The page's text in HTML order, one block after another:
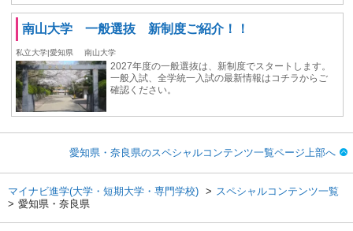
南山大学 一般選抜 新制度ご紹介！！
私立大学|愛知県 南山大学
2027年度の一般選抜は、新制度でスタートします。
一般入試、全学統一入試の最新情報はコチラからご
確認ください。
愛知県・奈良県のスペシャルコンテンツ一覧ページ上部へ
マイナビ進学(大学・短期大学・専門学校)
スペシャルコンテンツ一覧
愛知県・奈良県